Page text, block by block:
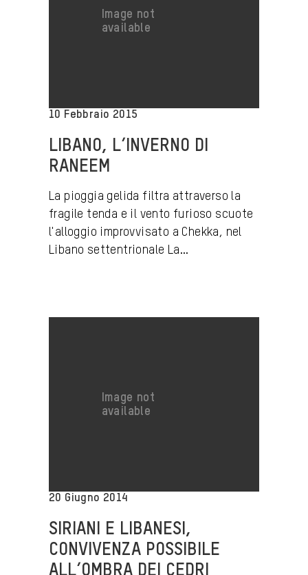
10 Febbraio 2015
LIBANO, L’INVERNO DI
RANEEM
La pioggia gelida filtra attraverso la
fragile tenda e il vento furioso scuote
l'alloggio improvvisato a Chekka, nel
Libano settentrionale La...
20 Giugno 2014
SIRIANI E LIBANESI,
CONVIVENZA POSSIBILE
ALL’OMBRA DEI CEDRI